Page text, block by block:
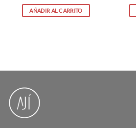
AÑADIR AL CARRITO